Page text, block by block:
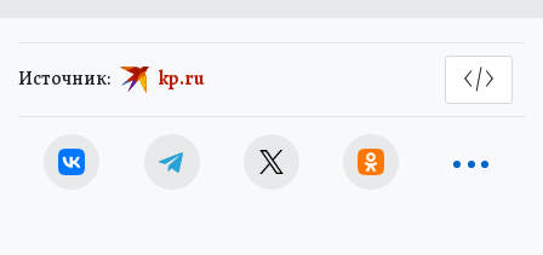
Источник: kp.ru